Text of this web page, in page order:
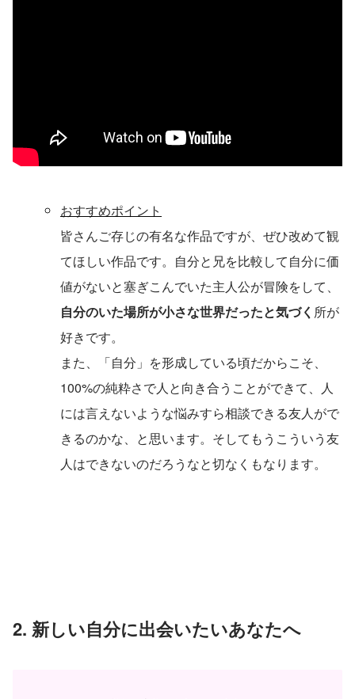
おすすめポイント
皆さんご存じの有名な作品ですが、ぜひ改めて観
てほしい作品です。自分と兄を比較して自分に価
値がないと塞ぎこんでいた主人公が冒険をして、
自分のいた場所が小さな世界だったと気づく 所が
好きです。
また、「自分」を形成している頃だからこそ、
100%の純粋さで人と向き合うことができて、人
には言えないような悩みすら相談できる友人がで
きるのかな、と思います。そしてもうこういう友
人はできないのだろうなと切なくもなります。
2. 新しい自分に出会いたいあなたへ